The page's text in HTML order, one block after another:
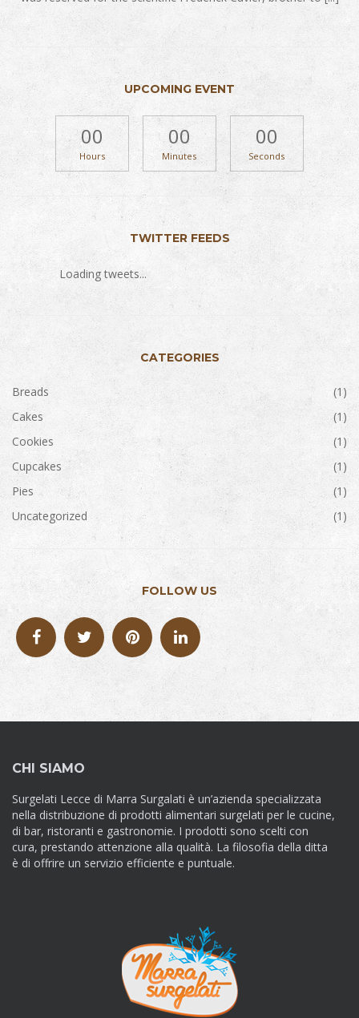
UPCOMING EVENT
00
Hours
00
Minutes
00
Seconds
TWITTER FEEDS
Loading tweets...
CATEGORIES
Breads
(1)
Cakes
(1)
Cookies
(1)
Cupcakes
(1)
Pies
(1)
Uncategorized
(1)
FOLLOW US
CHI SIAMO
Surgelati Lecce di Marra Surgalati è un’azienda specializzata
nella distribuzione di prodotti alimentari surgelati per le cucine,
di bar, ristoranti e gastronomie. I prodotti sono scelti con
cura, prestando attenzione alla qualità. La filosofia della ditta
è di offrire un servizio efficiente e puntuale.